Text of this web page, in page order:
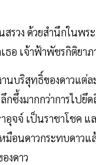
สรวง ด้วยสำนึกในพ
ธอ เจ้าฟ้าพัชรกิติยาภ
นบริสุทธิ์ของดาวแต่ล
กซึ้งมากกว่าการไปยึ
อุจจ์ เป็นราชาโชค แ
มือนดาวกระทบดาวแ
งดาว